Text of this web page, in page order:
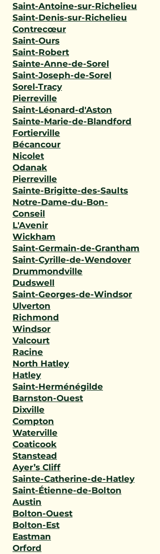
Saint-Antoine-sur-Richelieu
Saint-Denis-sur-Richelieu
Contrecœur
Saint-Ours
Saint-Robert
Sainte-Anne-de-Sorel
Saint-Joseph-de-Sorel
Sorel-Tracy
Pierreville
Saint-Léonard-d'Aston
Sainte-Marie-de-Blandford
Fortierville
Bécancour
Nicolet
Odanak
Pierreville
Sainte-Brigitte-des-Saults
Notre-Dame-du-Bon-
Conseil
L'Avenir
Wickham
Saint-Germain-de-Grantham
Saint-Cyrille-de-Wendover
Drummondville
Dudswell
Saint-Georges-de-Windsor
Ulverton
Richmond
Windsor
Valcourt
Racine
North Hatley
Hatley
Saint-Herménégilde
Barnston-Ouest
Dixville
Compton
Waterville
Coaticook
Stanstead
Ayer’s Cliff
Sainte-Catherine-de-Hatley
Saint-Étienne-de-Bolton
Austin
Bolton-Ouest
Bolton-Est
Eastman
Orford